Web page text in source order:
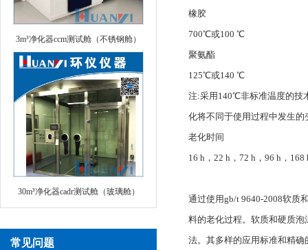
3m³净化器ccm测试舱（不锈钢舱）
30m³净化器cadr测试舱（玻璃舱）
常见问题
橡胶
700℃或100 ℃
聚氨酯
125℃或140 ℃
注:采用140℃非标准温度的技
化将不同于使用过程中发生
老化时间
16 h，22 h，72 h，96 h，
通过使用gb/t 9640-2008软质
料的老化过程。软质和硬质
法。其多样的应用标准和精